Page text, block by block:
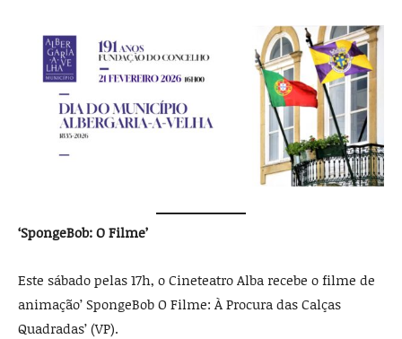
‘SpongeBob: O Filme’
Este sábado pelas 17h, o Cineteatro Alba recebe o filme de
animação’ SpongeBob O Filme: À Procura das Calças
Quadradas’ (VP).